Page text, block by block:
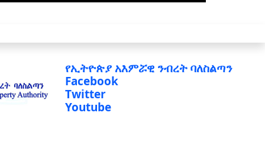
የኢትዮጵያ አእምሯዊ ንብረት ባለስልጣን
Facebook
Twitter
Youtube